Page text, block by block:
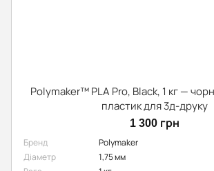
Polymaker™ PLA Pro, Black, 1 кг —
пластик для 3д-друку
1 300 грн
Бренд
Polymaker
Діаметр
1,75 мм